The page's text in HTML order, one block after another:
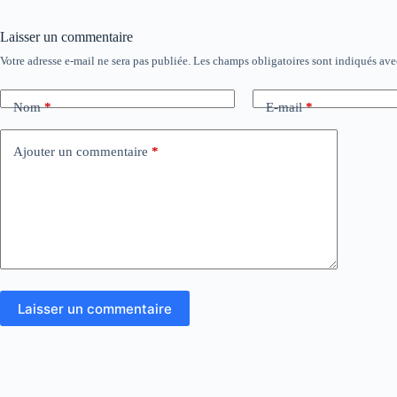
Laisser un commentaire
Votre adresse e-mail ne sera pas publiée. Les champs obligatoires sont indiqués
Nom* E-mail*
Ajouter un commentaire *
Laisser un commentaire